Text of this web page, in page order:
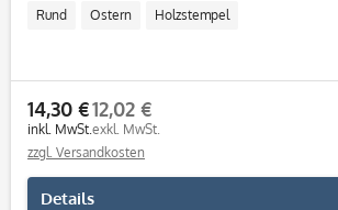
Rund Ostern Holzstempel
14,30 €
inkl. MwSt.
12,02 €
exkl. MwSt.
zzgl. Versandkosten
Details